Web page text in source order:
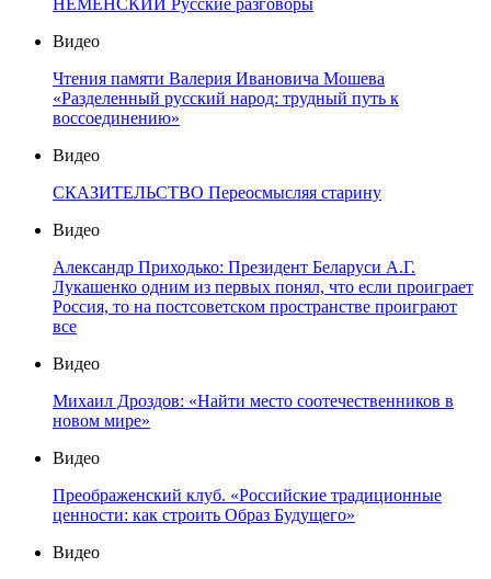
НЕМЕНСКИЙ Русские разговоры
Видео
Чтения памяти Валерия Ивановича Мошева
«Разделенный русский народ: трудный путь к
воссоединению»
Видео
СКАЗИТЕЛЬСТВО Переосмысляя старину
Видео
Александр Приходько: Президент Беларуси А.Г.
Лукашенко одним из первых понял, что если проиграет
Россия, то на постсоветском пространстве проиграют
все
Видео
Михаил Дроздов: «Найти место соотечественников в
новом мире»
Видео
Преображенский клуб. «Российские традиционные
ценности: как строить Образ Будущего»
Видео